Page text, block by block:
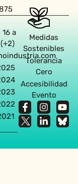
16 a
Medidas
Sostenibles
Tolerancia
Cero
Accesibilidad
Evento